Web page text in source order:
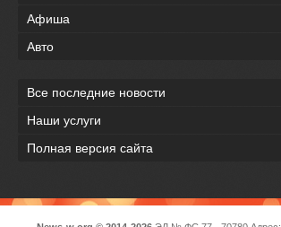
Афиша
Авто
Все последние новости
Наши услуги
Полная версия сайта